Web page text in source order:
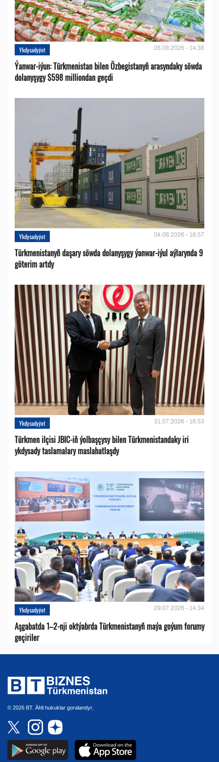
Ykdysadyýet 05.08.2026 - 14:35
Ýanwar-iýun: Türkmenistan bilen Özbegistanyň arasyndaky söwda
dolanyşygy $598 milliondan geçdi
Ykdysadyýet 04.08.2026 - 16:57
Türkmenistanyň daşary söwda dolanyşygy ýanwar-iýul aýlarynda 9
göterim artdy
Ykdysadyýet 31.07.2026 - 16:53
Türkmen ilçisi JBIC-iň ýolbaşçysy bilen Türkmenistandaky iri
ykdysady taslamalary maslahatlaşdy
Ykdysadyýet 29.07.2026 - 14:34
Aşgabatda 1–2-nji oktýabrda Türkmenistanyň maýa goýum forumy
geçiriler
© 2026 BT. Ähli hukuklar goralandyr.